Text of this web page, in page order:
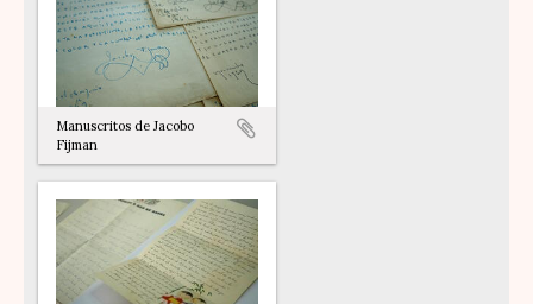
Manuscritos de Jacobo
Fijman